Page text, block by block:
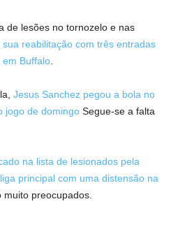
de lesões no tornozelo e nas
reabilitação com três entradas
Buffalo
Jesus Sanchez pegou a bola no
jogo de domingo Segue-se a falta
na lista de lesionados pela
principal com uma distensão na
preocupados.